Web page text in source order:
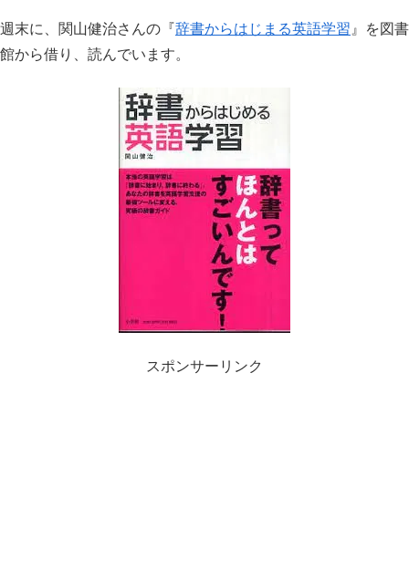
週末に、関山健治さんの『辞書からはじまる英語学習 』を図書
館から借り、読んでいます。
スポンサーリンク